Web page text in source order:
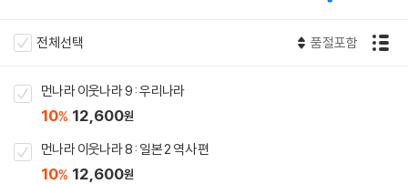
전체선택 품절포함
먼나라 이웃나라 9 : 우리나라
10% 12,600원
먼나라 이웃나라 8 : 일본 2 역사 편
10% 12,600원